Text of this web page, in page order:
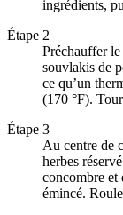
ingrédients,
Étape 2
Préchauffer
souvlakis de
ce qu’un
(170 °F).
Étape 3
Au centre de
herbes
concombre et
émincé.